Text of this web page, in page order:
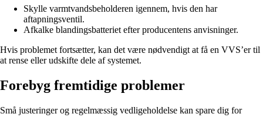
Skylle varmtvandsbeholderen igennem, hvis den har
aftapningsventil.
Afkalke blandingsbatteriet efter producentens anvisninger.
Hvis problemet fortsætter, kan det være nødvendigt at få en VVS’er til
at rense eller udskifte dele af systemet.
Forebyg fremtidige problemer
Små justeringer og regelmæssig vedligeholdelse kan spare dig for